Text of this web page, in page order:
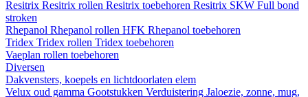
Resitrix Resitrix rollen Resitrix toebehoren Resitrix SKW Full bond
stroken
Rhepanol Rhepanol rollen HFK Rhepanol toebehoren
Tridex Tridex rollen Tridex toebehoren
Vaeplan rollen toebehoren
Diversen
Dakvensters, koepels en lichtdoorlaten elem
Velux oud gamma Gootstukken Verduistering Jaloezie, zonne, mug,